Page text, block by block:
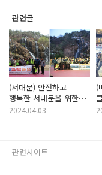
관련글
(서대문) 안전하고
행복한 서대문을 위한
지역사회 안전 합동순찰
2024.04.03
(
관련사이트